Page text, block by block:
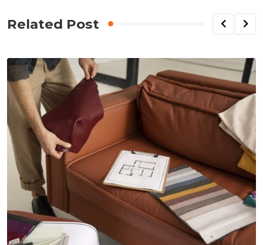
Related Post